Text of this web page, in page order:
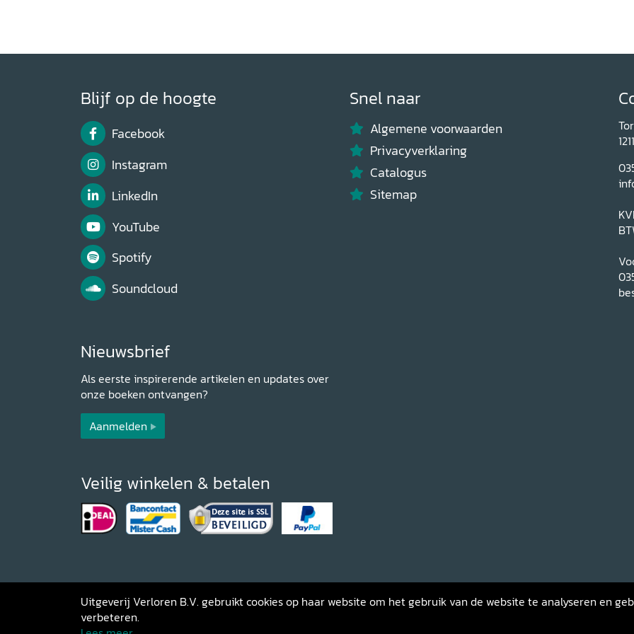
Blijf op de hoogte
Facebook
Instagram
LinkedIn
YouTube
Spotify
Soundcloud
Nieuwsbrief
Als eerste inspirerende artikelen en updates over
onze boeken ontvangen?
Aanmelden
Snel naar
Algemene voorwaarden
Privacyverklaring
Catalogus
Sitemap
Veilig winkelen & betalen
Copyright 2026 Uitgeverij Verloren
Uitgeverij Verloren B.V. gebruikt cookies op haar website om het gebruik van de website te analyseren en
verbeteren.